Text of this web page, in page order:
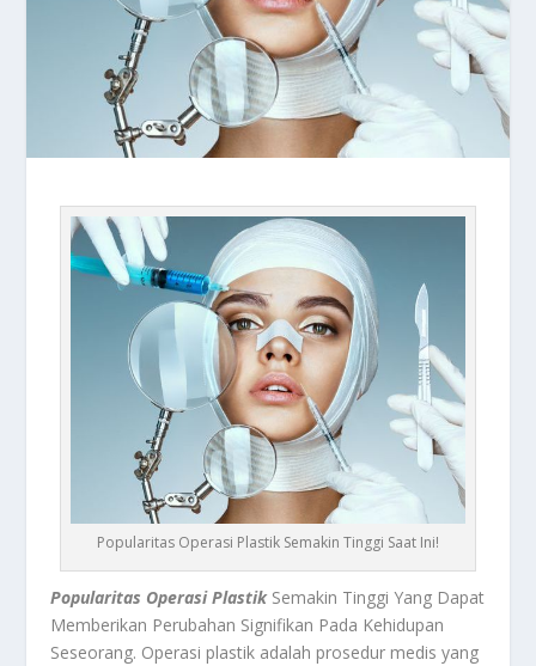
Popularitas Operasi Plastik Semakin Tinggi Saat Ini!
Popularitas Operasi PlastikSemakin Tinggi Yang Dapat
Memberikan Perubahan Signifikan Pada Kehidupan
Seseorang. Operasi plastik adalah prosedur medis yang